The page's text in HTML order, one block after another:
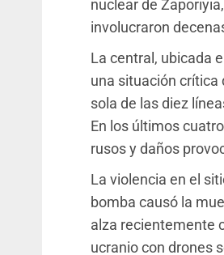
nuclear de
involucraron
La central, ubicada
una situación
sola de las diez
En los últimos
rusos y daños
La violencia en el
bomba causó la
alza recientemente
ucranio con drones